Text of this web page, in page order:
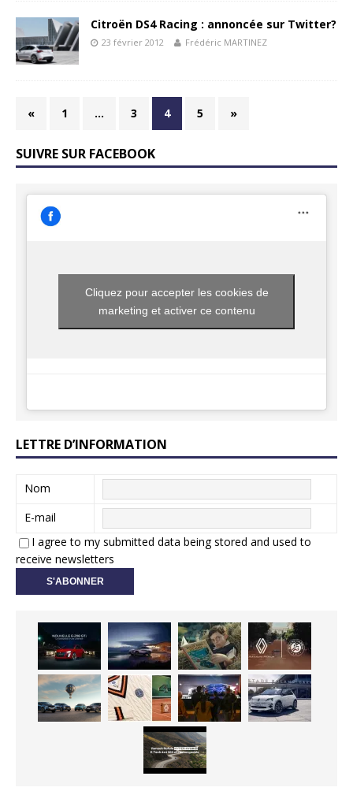
Citroën DS4 Racing : annoncée sur Twitter?
23 février 2012 Frédéric MARTINEZ
« 1 … 3 4 5 »
SUIVRE SUR FACEBOOK
Cliquez pour accepter les cookies de
marketing et activer ce contenu
LETTRE D’INFORMATION
Nom
E-mail
I agree to my submitted data being stored and used to
receive newsletters